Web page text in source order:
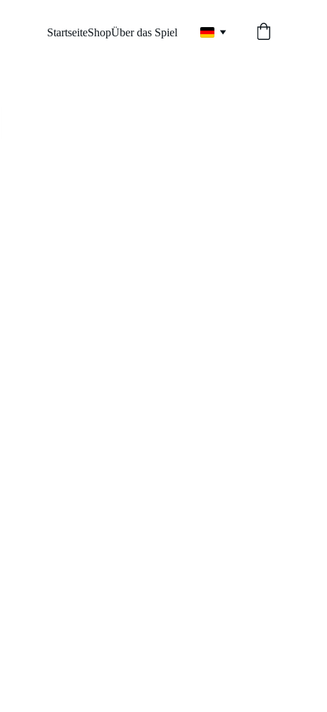
StartseiteShopÜber das Spiel